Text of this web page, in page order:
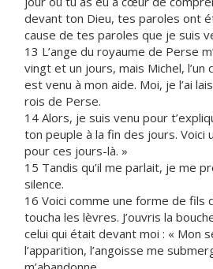
devant ton Dieu, tes paroles ont
cause de tes paroles que je suis
13 L’ange du royaume de Perse
vingt et un jours, mais Michel,
est venu à mon aide. Moi, je l’ai
rois de Perse.
14 Alors, je suis venu pour
ton peuple à la fin des jours. Voici
pour ces jours-là. »
15 Tandis qu’il me parlait, je me
silence.
16 Voici comme une forme de fils
toucha les lèvres. J’ouvris la
celui qui était devant moi : « Mon
l’apparition, l’angoisse me